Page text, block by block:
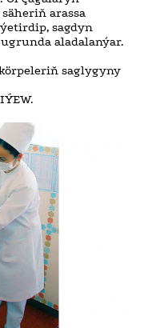
arassa
sagdyn
aladalanýar.
körpeleriň saglygyny